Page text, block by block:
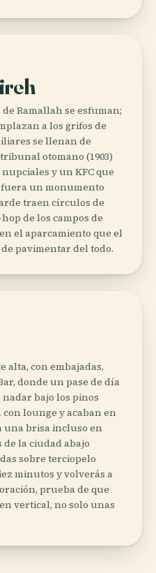
Ramallah se esfuman;
a los grifos de
se llenan de
otomano (1903)
y un KFC que
un monumento
traen círculos de
de los campos de
el aparcamiento que el
pavimentar del todo.
alta, con embajadas,
donde un pase de día
bajo los pinos
lounge y acaban en
una brisa incluso en
de la ciudad abajo
sobre terciopelo
minutos y volverás a
prueba de que
vertical, no solo unas